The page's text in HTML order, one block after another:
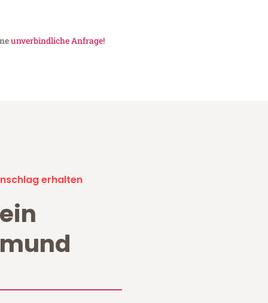
unverbindliche Anfrage!
erhalten